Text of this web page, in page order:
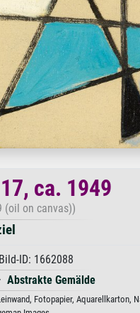
ca. 1949
(oil on canvas))
ID: 1662088
Abstrakte Gemälde
Fotopapier, Aquarellkarton,